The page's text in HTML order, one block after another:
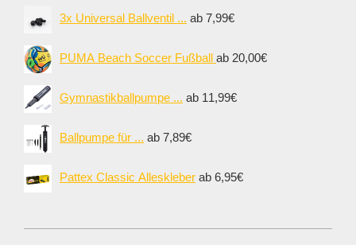
3x Universal Ballventil ... ab 7,99€
PUMA Beach Soccer Fußball ab 20,00€
Gymnastikballpumpe ... ab 11,99€
Ballpumpe für ... ab 7,89€
Pattex Classic Alleskleber ab 6,95€